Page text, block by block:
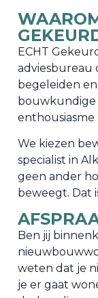
ECHT
adviesbureau
begeleiden
bouwkundige
We kiezen
specialist in
geen ander
beweegt. Dat
Ben jij
weten dat je
je er gaat